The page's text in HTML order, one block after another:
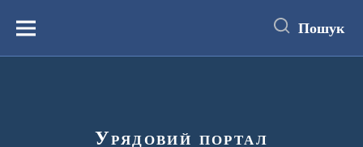
вмістуМеню Пошук
Урядовий портал